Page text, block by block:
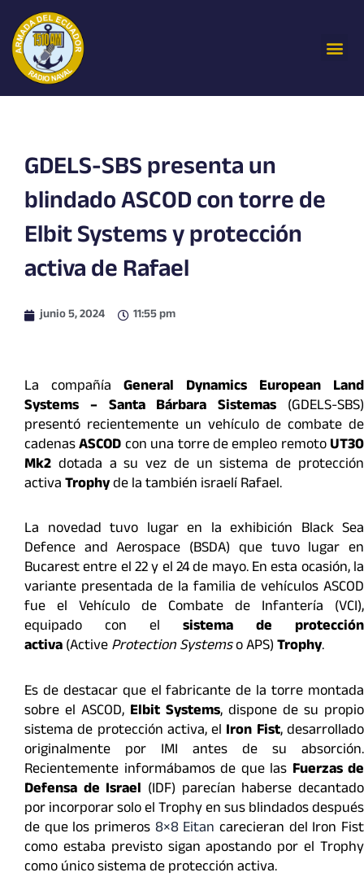
contenido
GDELS-SBS presenta un
blindado ASCOD con torre de
Elbit Systems y protección
activa de Rafael
junio 5, 2024 11:55 pm
La compañía General Dynamics European Land
Systems – Santa Bárbara Sistemas (GDELS-SBS)
presentó recientemente un vehículo de combate de
cadenasASCODcon una torre de empleo remotoUT30
Mk2 dotada a su vez de un sistema de protección
activaTrophyde la también israelí Rafael.
La novedad tuvo lugar en la exhibición Black Sea
Defence and Aerospace (BSDA) que tuvo lugar en
Bucarest entre el 22 y el 24 de mayo. En esta ocasión, la
variante presentada de la familia de vehículos ASCOD
fue el Vehículo de Combate de Infantería (VCI),
equipado con el sistema de protección
activa(ActiveProtection Systemso APS)Trophy.
Es de destacar que el fabricante de la torre montada
sobre el ASCOD, Elbit Systems, dispone de su propio
sistema de protección activa, el Iron Fist, desarrollado
originalmente por IMI antes de su absorción.
Recientemente informábamos de que las Fuerzas de
Defensa de Israel (IDF) parecían haberse decantado
por incorporar solo el Trophy en sus blindados después
de que los primeros 8×8 Eitan carecieran del Iron Fist
como estaba previsto sigan apostando por el Trophy
como único sistema de protección activa.